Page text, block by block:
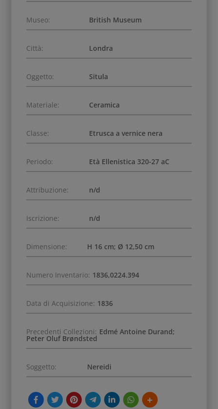
Museo: British Museum
Città: Londra
Oggetto: Situla
Materiale: Ceramica
Classe: Etrusca a vernice nera
Periodo: Età Ellenistica 320-27 aC
Attribuzione: n/d
Iscrizione: n/d
Dimensione: H 16 cm; Ø 12,50 cm
Numero Inventario: 1836,0224.394
Data di Acquisizione: 1836
Precedenti Collezioni: Edmé Antoine Durand;
Peter Oluf Brøndsted
Soggetto: Nereidi